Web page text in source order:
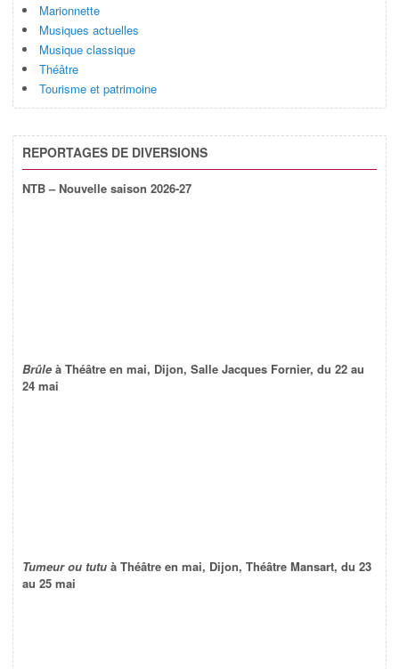
Marionnette
Musiques actuelles
Musique classique
Théâtre
Tourisme et patrimoine
REPORTAGES DE DIVERSIONS
NTB – Nouvelle saison 2026-27
Brûle à Théâtre en mai, Dijon, Salle Jacques Fornier, du 22 au
24 mai
Tumeur ou tutu à Théâtre en mai, Dijon, Théâtre Mansart, du 23
au 25 mai